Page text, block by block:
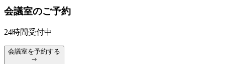
会議室のご予約
24時間受付中
会議室を予約する